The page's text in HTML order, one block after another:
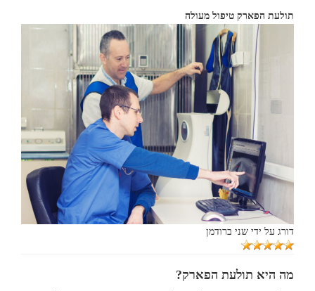
תולעת הפארק טיפול מעולה
דורג על ידי שני ברודמן
מה היא תולעת הפארק?